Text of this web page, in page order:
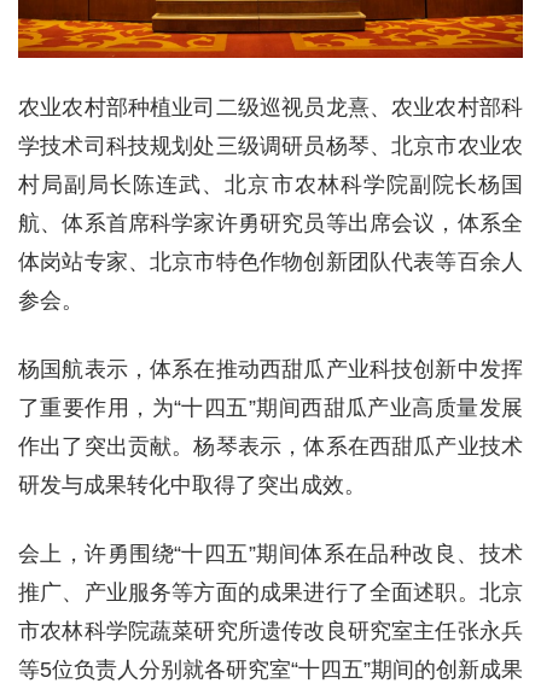
农业农村部种植业司二级巡视员龙熹、农业农村部科
学技术司科技规划处三级调研员杨琴、北京市农业农
村局副局长陈连武、北京市农林科学院副院长杨国
航、体系首席科学家许勇研究员等出席会议，体系全
体岗站专家、北京市特色作物创新团队代表等百余人
参会。
杨国航表示，体系在推动西甜瓜产业科技创新中发挥
了重要作用，为“十四五”期间西甜瓜产业高质量发展
作出了突出贡献。杨琴表示，体系在西甜瓜产业技术
研发与成果转化中取得了突出成效。
会上，许勇围绕“十四五”期间体系在品种改良、技术
推广、产业服务等方面的成果进行了全面述职。北京
市农林科学院蔬菜研究所遗传改良研究室主任张永兵
等5位负责人分别就各研究室“十四五”期间的创新成果